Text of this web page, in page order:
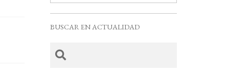
BUSCAR EN ACTUALIDAD